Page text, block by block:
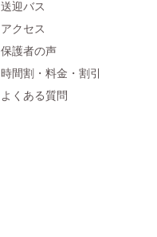
送迎バス
アクセス
保護者の声
時間割・料金・割引
よくある質問